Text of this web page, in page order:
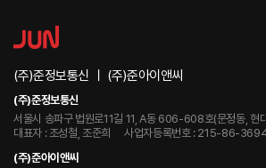
(주)준정보통신 ㅣ (주)준아이앤씨
(주)준정보통신
서울시 송파구 법원로11길 11, A동 606-608호(문정동, 현
대표자 : 조성철, 조준희
사업자등록번호 : 215-86-
(주)준아이앤씨